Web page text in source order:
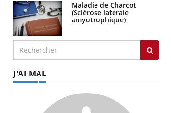
Maladie de Charcot
(Sclérose latérale
amyotrophique)
J'AI MAL